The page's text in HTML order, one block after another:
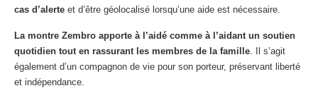
cas d’alerte et d’être géolocalisé lorsqu’une aide est nécessaire.
La montre Zembro apporte à l’aidé comme à l’aidant un soutien
quotidien tout en rassurant les membres de la famille . Il s’agit
également d’un compagnon de vie pour son porteur, préservant liberté
et indépendance.